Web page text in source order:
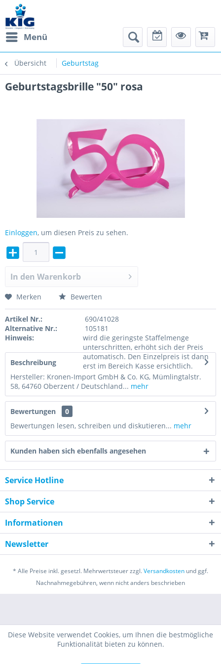
Menü
Übersicht Geburtstag
Geburtstagsbrille "50" rosa
Einloggen, um diesen Preis zu sehen.
In den Warenkorb
Merken Bewerten
Artikel Nr.:
690/41028
Alternative Nr.:
105181
Hinweis:
wird die geringste Staffelmenge
unterschritten, erhöht sich der Preis
automatisch. Den Einzelpreis ist dann
erst im Bereich Kasse ersichtlich.
Beschreibung
Hersteller: Kronen-Import GmbH & Co. KG, Mümlingtalstr.
58, 64760 Oberzent / Deutschland... mehr
Bewertungen
0
Bewertungen lesen, schreiben und diskutieren... mehr
Kunden haben sich ebenfalls angesehen
Service Hotline
Shop Service
Informationen
Newsletter
* Alle Preise inkl. gesetzl. Mehrwertsteuer zzgl.Versandkosten und ggf.
Nachnahmegebühren, wenn nicht anders beschrieben
Diese Website verwendet Cookies, um Ihnen die bestmögliche
Funktionalität bieten zu können.